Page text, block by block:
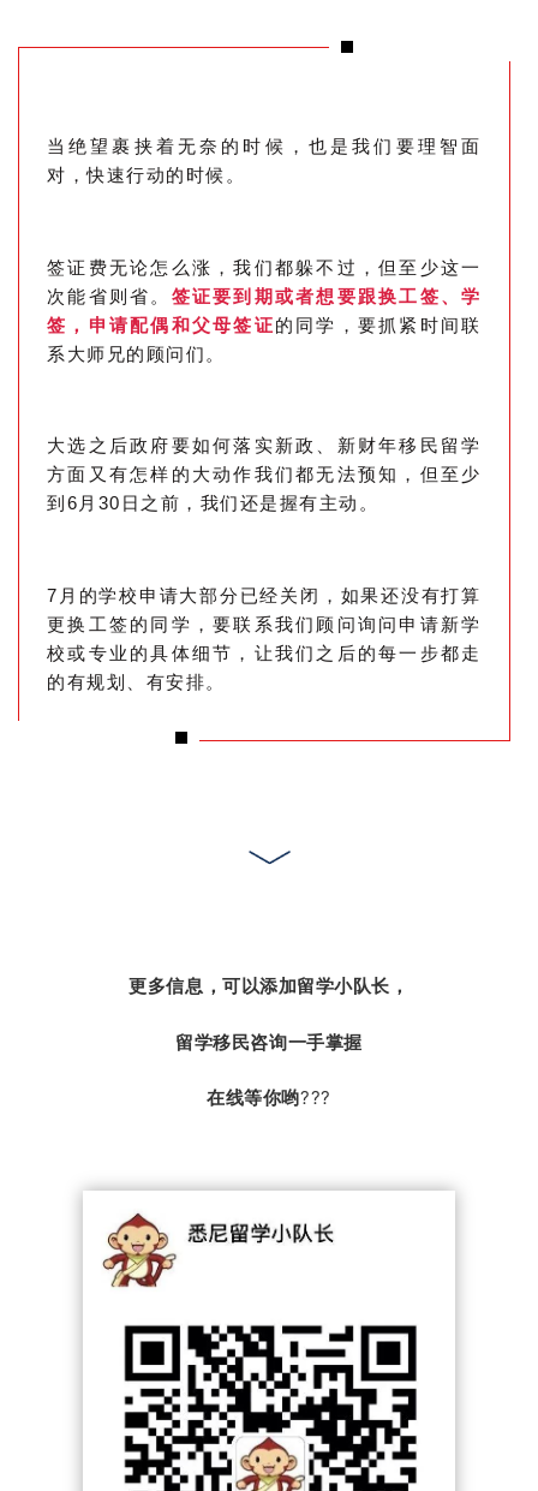
当绝望裹挟着无奈的时候，也是我们要理智面
对，快速行动的时候。
签证费无论怎么涨，我们都躲不过，但至少这一
次能省则省。 签证要到期或者想要跟换工签、学
签，申请配偶和父母签证的同学，要抓紧时间联
系大师兄的顾问们。
大选之后政府要如何落实新政、新财年移民留学
方面又有怎样的大动作我们都无法预知，但至少
到6月30日之前，我们还是握有主动。
7月的学校申请大部分已经关闭，如果还没有打算
更换工签的同学，要联系我们顾问询问申请新学
校或专业的具体细节，让我们之后的每一步都走
的有规划、有安排。
更多信息，可以添加留学小队长，
留学移民咨询一手掌握
在线等你哟???